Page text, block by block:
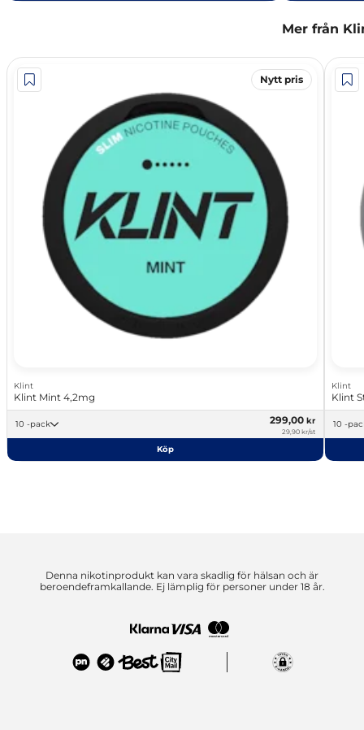
Mer från
Nytt pris
Klint
Klint Mint 4,2mg
10 -pack 299,00 kr
29,90 kr/st
Köp
Klint
Klint
10 -
Denna nikotinprodukt kan vara skadlig för hälsan och är
beroendeframkallande. Ej lämplig för personer under 18 år.